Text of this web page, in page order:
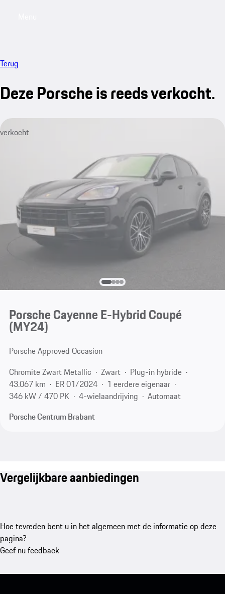
Terug
Deze Porsche is reeds verkocht.
verkocht
Porsche Cayenne E-Hybrid Coupé
(MY24)
Porsche Approved Occasion
Chromite Zwart Metallic
Zwart
Plug-in hybride
43.067 km
ER 01/2024
1 eerdere eigenaar
346 kW / 470 PK
4-wielaandrijving
Automaat
Porsche Centrum Brabant
Vergelijkbare aanbiedingen
Hoe tevreden bent u in het algemeen met de informatie op deze
pagina?
Geef nu feedback